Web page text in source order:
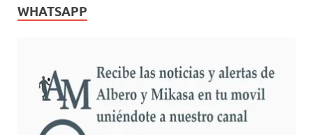
WHATSAPP